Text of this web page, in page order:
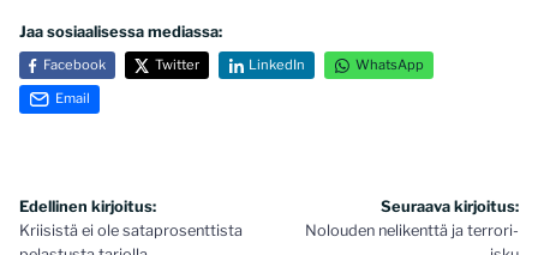
Jaa sosiaalisessa mediassa:
Facebook Twitter LinkedIn WhatsApp
Email
Artikkelien
selaus
Edellinen kirjoitus:
Kriisistä ei ole sataprosenttista
Seuraava kirjoitus:
Nolouden nelikenttä ja terrori-